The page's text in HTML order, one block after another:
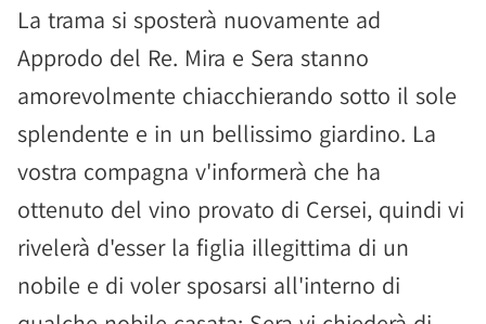
La trama si sposterà nuovamente ad
Approdo del Re. Mira e Sera stanno
amorevolmente chiacchierando sotto il sole
splendente e in un bellissimo giardino. La
vostra compagna v'informerà che ha
ottenuto del vino provato di Cersei, quindi vi
rivelerà d'esser la figlia illegittima di un
nobile e di voler sposarsi all'interno di